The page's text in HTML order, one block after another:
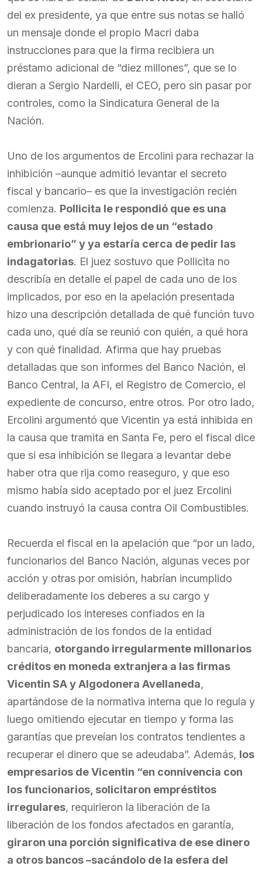
del ex presidente, ya que entre sus notas se halló
un mensaje donde el propio Macri daba
instrucciones para que la firma recibiera un
préstamo adicional de “diez millones”, que se lo
dieran a Sergio Nardelli, el CEO, pero sin pasar por
controles, como la Sindicatura General de la
Nación.
Uno de los argumentos de Ercolini para rechazar la
inhibición –aunque admitió levantar el secreto
fiscal y bancario– es que la investigación recién
comienza. Pollicita le respondió que es una
causa que está muy lejos de un “estado
embrionario” y ya estaría cerca de pedir las
indagatorias. El juez sostuvo que Pollicita no
describía en detalle el papel de cada uno de los
implicados, por eso en la apelación presentada
hizo una descripción detallada de qué función tuvo
cada uno, qué día se reunió con quién, a qué hora
y con qué finalidad. Afirma que hay pruebas
detalladas que son informes del Banco Nación, el
Banco Central, la AFI, el Registro de Comercio, el
expediente de concurso, entre otros. Por otro lado,
Ercolini argumentó que Vicentin ya está inhibida en
la causa que tramita en Santa Fe, pero el fiscal dice
que si esa inhibición se llegara a levantar debe
haber otra que rija como reaseguro, y que eso
mismo había sido aceptado por el juez Ercolini
cuando instruyó la causa contra Oil Combustibles.
Recuerda el fiscal en la apelación que “por un lado,
funcionarios del Banco Nación, algunas veces por
acción y otras por omisión, habrían incumplido
deliberadamente los deberes a su cargo y
perjudicado los intereses confiados en la
administración de los fondos de la entidad
bancaria, otorgando irregularmente millonarios
créditos en moneda extranjera a las firmas
Vicentin SA y Algodonera Avellaneda,
apartándose de la normativa interna que lo regula y
luego omitiendo ejecutar en tiempo y forma las
garantías que preveían los contratos tendientes a
recuperar el dinero que se adeudaba”. Además, los
empresarios de Vicentin “en connivencia con
los funcionarios, solicitaron empréstitos
irregulares, requirieron la liberación de la
liberación de los fondos afectados en garantía,
giraron una porción significativa de ese dinero
a otros bancos –sacándolo de la esfera del